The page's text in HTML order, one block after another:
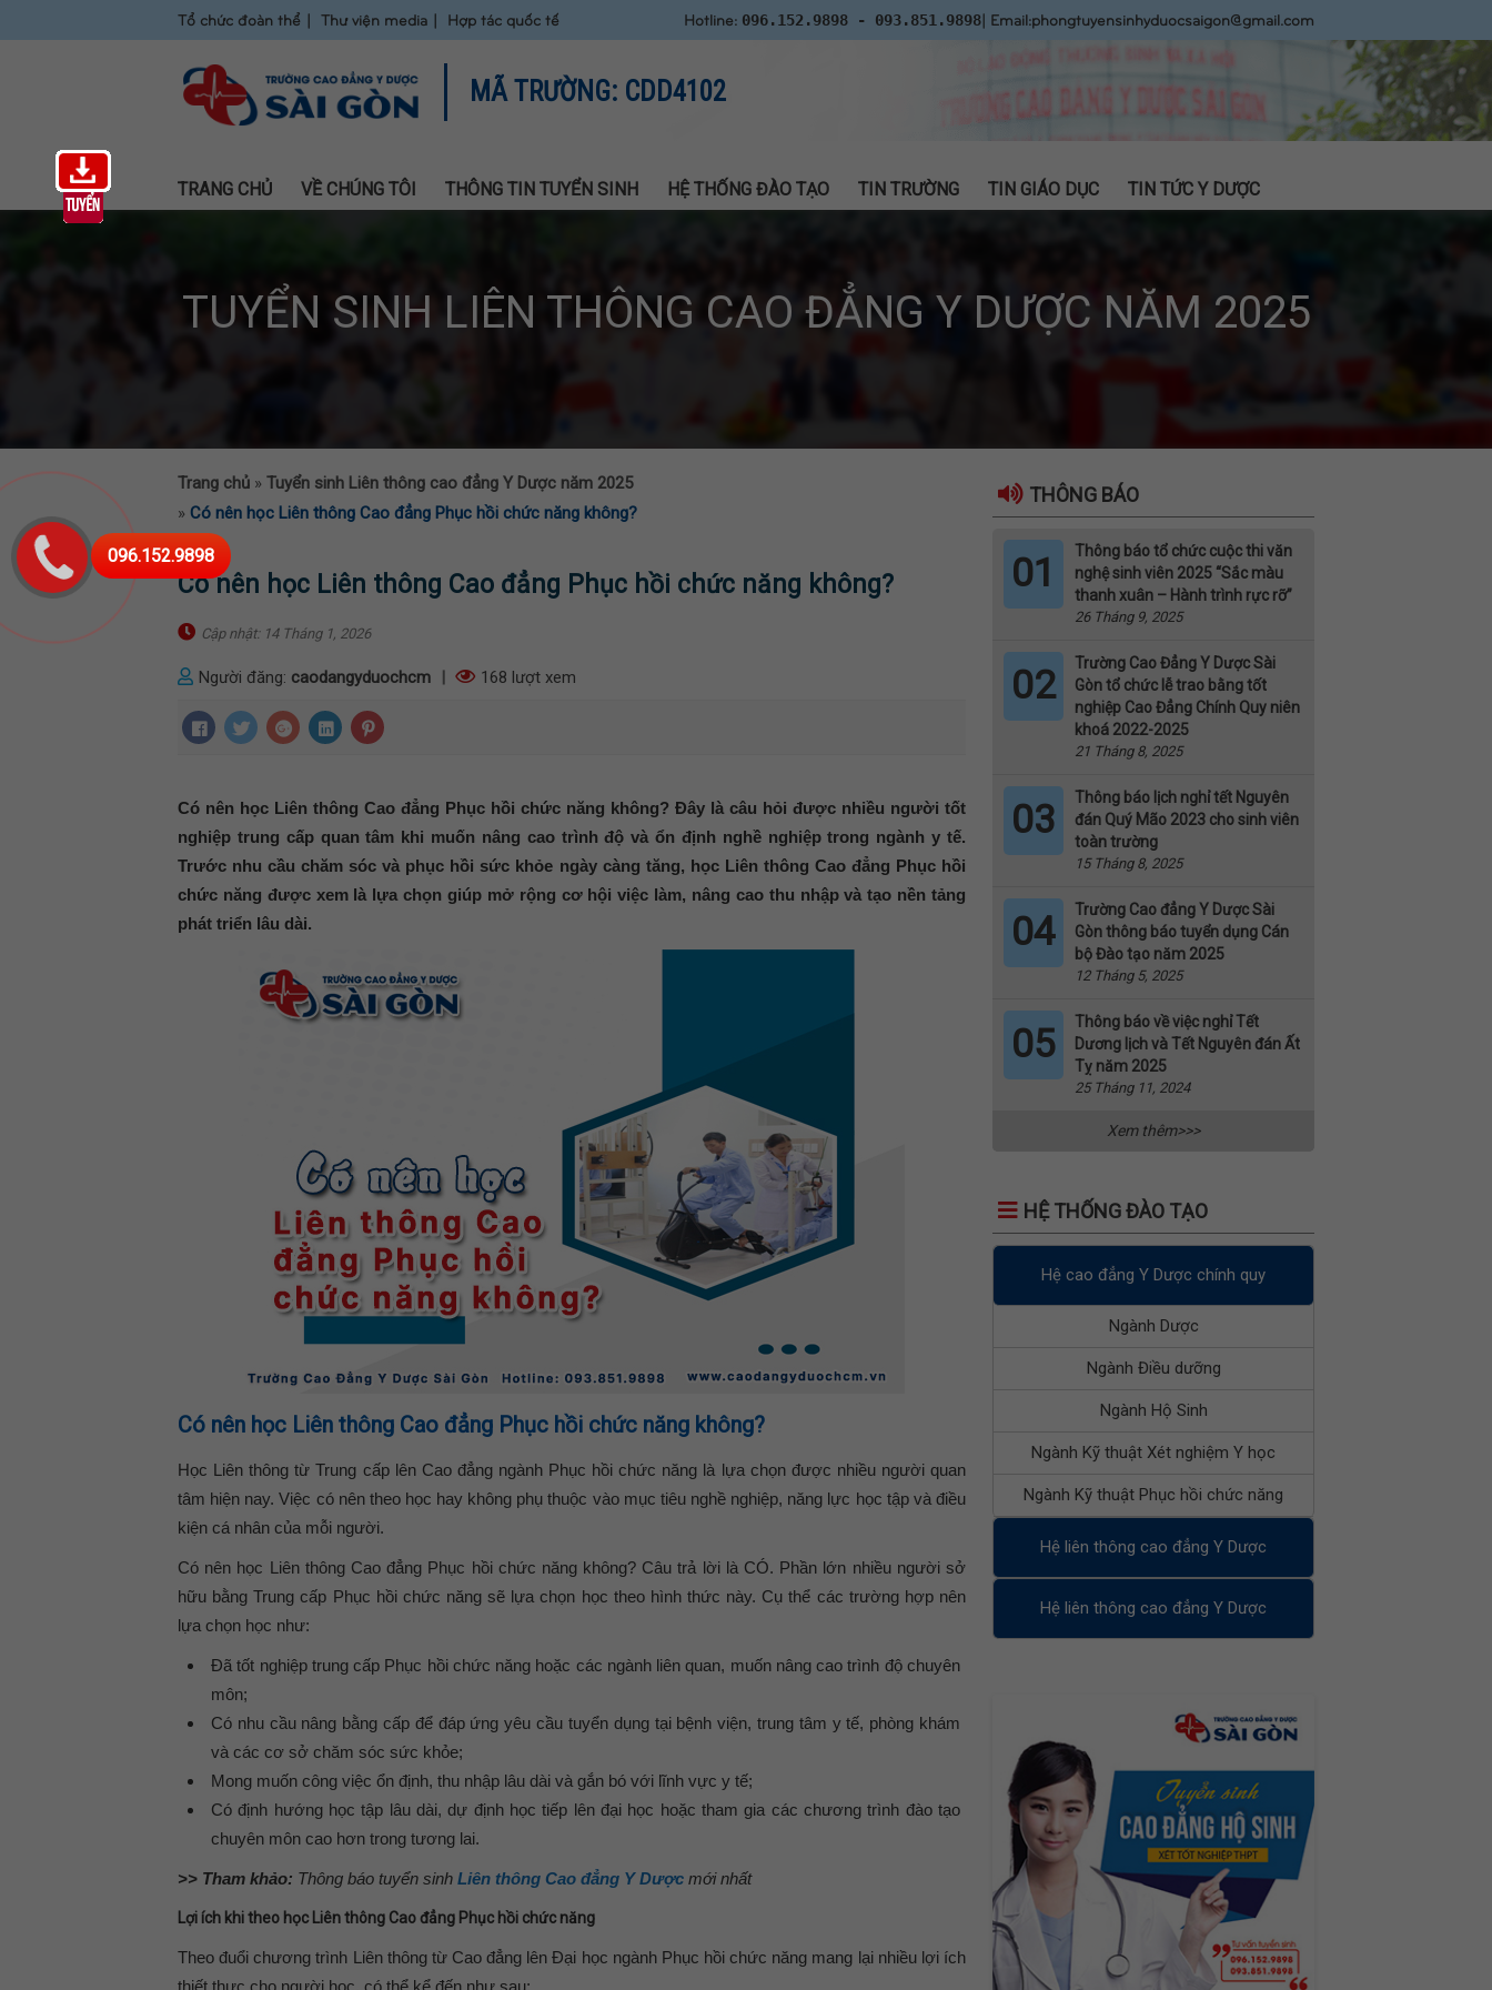
Tổ chức đoàn thể Thư viện media Hợp tác quốc tế Hotline: 096.152.9898 - 093.851.9898| Email:phongtuyensinhyduocsaigon@gmail.com
MÃ TRƯỜNG: CDD4102
TRANG CHỦ VỀ CHÚNG TÔI THÔNG TIN TUYỂN SINH HỆ THỐNG ĐÀO TẠO TIN TRƯỜNG TIN GIÁO DỤC TIN TỨC Y DƯỢC
096.152.9898
TUYỂN SINH LIÊN THÔNG CAO ĐẲNG Y DƯỢC NĂM 2025
Trang chủ » Tuyển sinh Liên thông cao đẳng Y Dược năm 2025
» Có nên học Liên thông Cao đẳng Phục hồi chức năng không?
Có nên học Liên thông Cao đẳng Phục hồi chức năng không?
Cập nhật: 14 Tháng 1, 2026
Người đăng: caodangyduochcm 168 lượt xem
Có nên học Liên thông Cao đẳng Phục hồi chức năng không? Đây là câu hỏi được nhiều người tốt
nghiệp trung cấp quan tâm khi muốn nâng cao trình độ và ổn định nghề nghiệp trong ngành y tế.
Trước nhu cầu chăm sóc và phục hồi sức khỏe ngày càng tăng, học Liên thông Cao đẳng Phục hồi
chức năng được xem là lựa chọn giúp mở rộng cơ hội việc làm, nâng cao thu nhập và tạo nền tảng
phát triển lâu dài.
Có nên học Liên thông Cao đẳng Phục hồi chức năng không?
Học Liên thông từ Trung cấp lên Cao đẳng ngành Phục hồi chức năng là lựa chọn được nhiều người quan
tâm hiện nay. Việc có nên theo học hay không phụ thuộc vào mục tiêu nghề nghiệp, năng lực học tập và điều
kiện cá nhân của mỗi người.
Có nên học Liên thông Cao đẳng Phục hồi chức năng không? Câu trả lời là CÓ. Phần lớn nhiều người sở
hữu bằng Trung cấp Phục hồi chức năng sẽ lựa chọn học theo hình thức này. Cụ thể các trường hợp nên
lựa chọn học như:
Đã tốt nghiệp trung cấp Phục hồi chức năng hoặc các ngành liên quan, muốn nâng cao trình độ chuyên
môn;
Có nhu cầu nâng bằng cấp để đáp ứng yêu cầu tuyển dụng tại bệnh viện, trung tâm y tế, phòng khám
và các cơ sở chăm sóc sức khỏe;
Mong muốn công việc ổn định, thu nhập lâu dài và gắn bó với lĩnh vực y tế;
Có định hướng học tập lâu dài, dự định học tiếp lên đại học hoặc tham gia các chương trình đào tạo
chuyên môn cao hơn trong tương lai.
>> Tham khảo: Thông báo tuyển sinh Liên thông Cao đẳng Y Dược mới nhất
Lợi ích khi theo học Liên thông Cao đẳng Phục hồi chức năng
Theo đuổi chương trình Liên thông từ Cao đẳng lên Đại học ngành Phục hồi chức năng mang lại nhiều lợi ích
thiết thực cho người học, có thể kể đến như sau:
THÔNG BÁO
01
Thông báo tổ chức cuộc thi văn
nghệ sinh viên 2025 “Sắc màu
thanh xuân – Hành trình rực rỡ”
26 Tháng 9, 2025
02
Trường Cao Đẳng Y Dược Sài
Gòn tổ chức lễ trao bằng tốt
nghiệp Cao Đẳng Chính Quy niên
khoá 2022-2025
21 Tháng 8, 2025
03
Thông báo lịch nghỉ tết Nguyên
đán Quý Mão 2023 cho sinh viên
toàn trường
15 Tháng 8, 2025
04
Trường Cao đẳng Y Dược Sài
Gòn thông báo tuyển dụng Cán
bộ Đào tạo năm 2025
12 Tháng 5, 2025
05
Thông báo về việc nghỉ Tết
Dương lịch và Tết Nguyên đán Ất
Tỵ năm 2025
25 Tháng 11, 2024
Xem thêm>>>
HỆ THỐNG ĐÀO TẠO
Hệ cao đẳng Y Dược chính quy
Ngành Dược
Ngành Điều dưỡng
Ngành Hộ Sinh
Ngành Kỹ thuật Xét nghiệm Y học
Ngành Kỹ thuật Phục hồi chức năng
Hệ liên thông cao đẳng Y Dược
Hệ liên thông cao đẳng Y Dược